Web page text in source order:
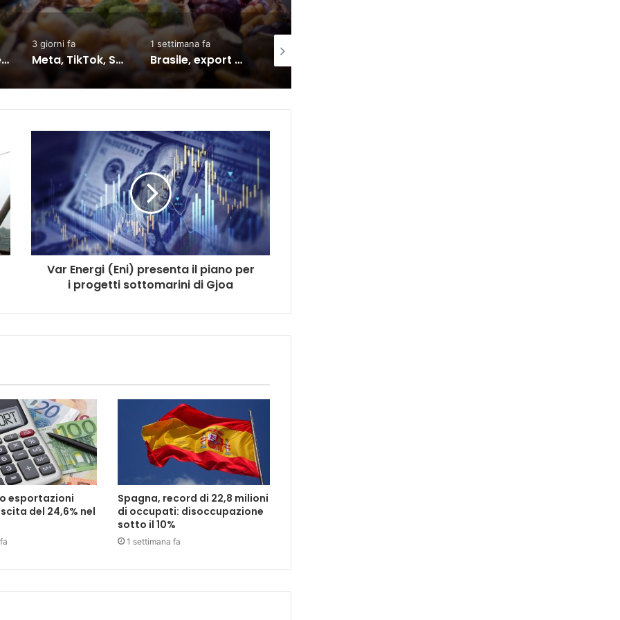
causa legale negli Stati Uniti
1 settimana fa
Brasile, export verso l’Ue in crescita dall’accordo con il Mercosur
2 giorni fa
Inflazione Ocse cala al 4,2% a giugno, Italia giù al 3%
Var Energi (Eni) presenta il piano per
i progetti sottomarini di Gjoa
esportazioni
del 24,6% nel
Spagna, record di 22,8 milioni
di occupati: disoccupazione
sotto il 10%
1 settimana fa